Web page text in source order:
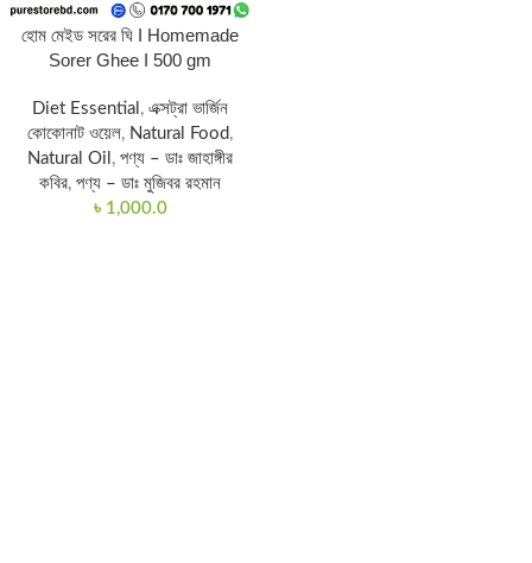
হোম মেইড সরের ঘি I Homemade
Sorer Ghee I 500 gm
Diet Essential , এক্সট্রা ভার্জিন
কোকোনাট ওয়েল, Natural Food,
Natural Oil , পণ্য – ডাঃ জাহাঙ্গীর
কবির, পণ্য – ডাঃ মুজিবর রহমান
৳ 1,000.0